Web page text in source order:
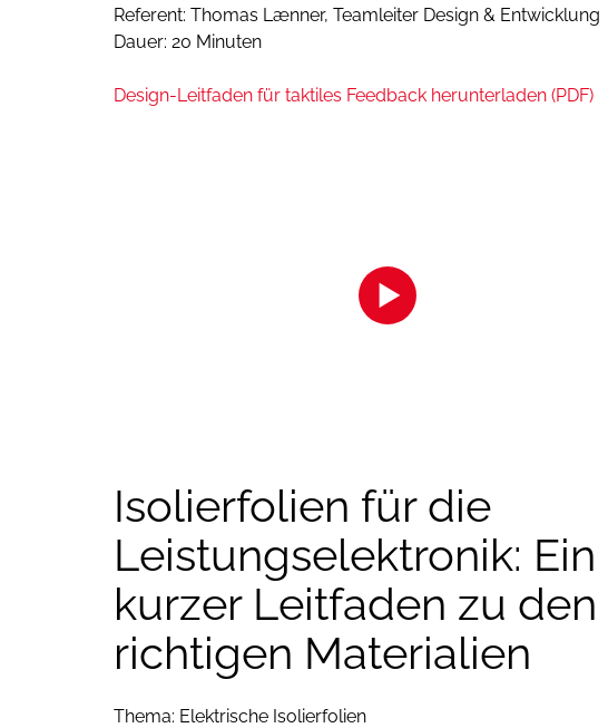
Referent: Thomas Lænner, Teamleiter Design & Entwicklung
Dauer: 20 Minuten
Design-Leitfaden für taktiles Feedback herunterladen (PDF)
Zur Anzeige des Inhalts akzeptieren Sie bitte
Klicken Sie hier
Isolierfolien für die
Leistungselektronik: Ein
kurzer Leitfaden zu den
richtigen Materialien
Thema: Elektrische Isolierfolien